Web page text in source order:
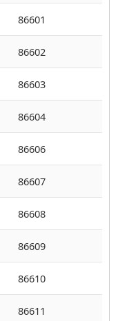
86601
86602
86603
86604
86606
86607
86608
86609
86610
86611